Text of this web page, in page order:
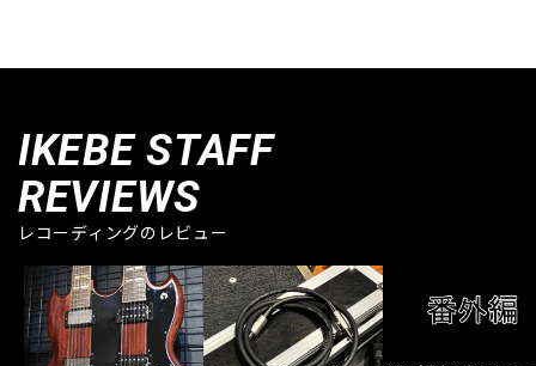
IKEBE STAFF
REVIEWS
レコーディングのレビュー